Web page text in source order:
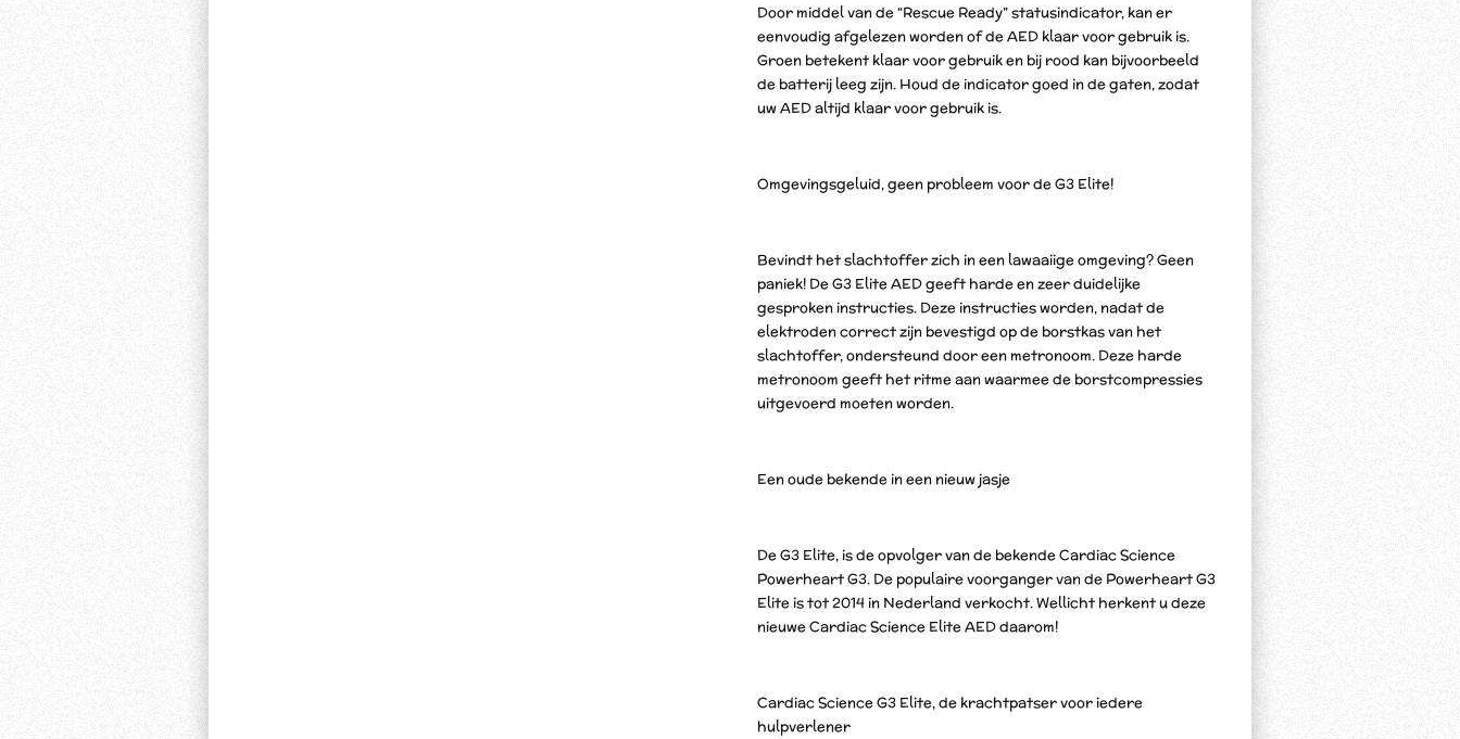
Door middel van de “Rescue Ready” statusindicator, kan er
eenvoudig afgelezen worden of de AED klaar voor gebruik is.
Groen betekent klaar voor gebruik en bij rood kan bijvoorbeeld
de batterij leeg zijn. Houd de indicator goed in de gaten, zodat
uw AED altijd klaar voor gebruik is.
Omgevingsgeluid, geen probleem voor de G3 Elite!
Bevindt het slachtoffer zich in een lawaaiige omgeving? Geen
paniek! De G3 Elite AED geeft harde en zeer duidelijke
gesproken instructies. Deze instructies worden, nadat de
elektroden correct zijn bevestigd op de borstkas van het
slachtoffer, ondersteund door een metronoom. Deze harde
metronoom geeft het ritme aan waarmee de borstcompressies
uitgevoerd moeten worden.
Een oude bekende in een nieuw jasje
De G3 Elite, is de opvolger van de bekende Cardiac Science
Powerheart G3. De populaire voorganger van de Powerheart G3
Elite is tot 2014 in Nederland verkocht. Wellicht herkent u deze
nieuwe Cardiac Science Elite AED daarom!
Cardiac Science G3 Elite, de krachtpatser voor iedere
hulpverlener